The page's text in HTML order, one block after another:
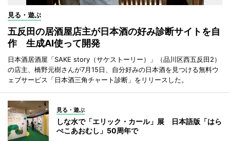
見る・遊ぶ
五反田の居酒屋店主が日本酒の好み診断サイトを自
作 生成AI使って開発
日本酒居酒屋「SAKE story（サケストーリー）」（品川区西五反田2）
の店主、橋野元樹さんが7月15日、自分好みの日本酒を見つける無料ウ
ェブサービス「日本酒三角チャート診断」をリリースした。
見る・遊ぶ
しな水で「エリック・カール」展 日本語版「はら
ぺこあおむし」50周年で